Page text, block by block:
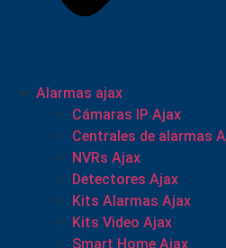
Alarmas ajax
Cámaras IP Ajax
Centrales de alarmas
NVRs Ajax
Detectores Ajax
Kits Alarmas Ajax
Kits Video Ajax
Smart Home Ajax